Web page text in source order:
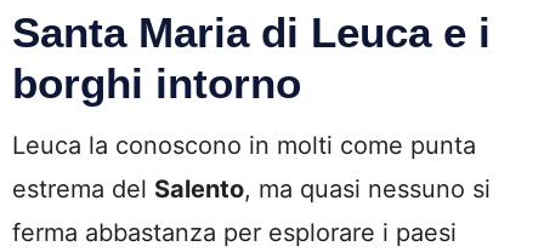
Santa Maria di Leuca e i
borghi intorno
Leuca la conoscono in molti come punta
estrema del Salento, ma quasi nessuno si
ferma abbastanza per esplorare i paesi